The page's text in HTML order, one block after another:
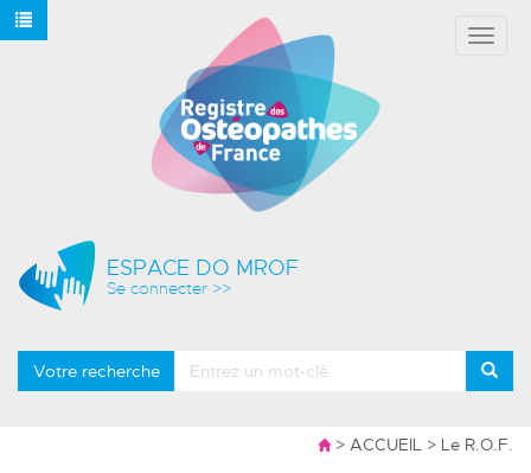
ESPACE DO MROF
Se connecter >>
Votre recherche
> ACCUEIL > Le R.O.F.